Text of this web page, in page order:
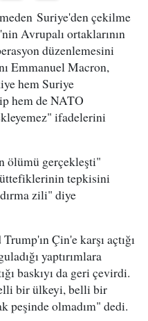
Suriye'den çekilme
Avrupalı ortaklarının
düzenlemesini
Emmanuel Macron,
hem Suriye
hem de NATO
ifadelerini
ölümü gerçekleşti"
tepkisini
zili" diye
Çin'e karşı açtığı
yaptırımlara
baskıyı da geri çevirdi.
bir ülkeyi, belli bir
peşinde olmadım" dedi.